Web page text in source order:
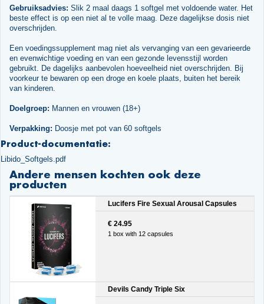
Gebruiksadvies: Slik 2 maal daags 1 softgel met voldoende water. Het
beste effect is op een niet al te volle maag. Deze dagelijkse dosis niet
overschrijden.
Een voedingssupplement mag niet als vervanging van een gevarieerde
en evenwichtige voeding en van een gezonde levensstijl worden
gebruikt. De dagelijks aanbevolen hoeveelheid niet overschrijden. Bij
voorkeur te bewaren op een droge en koele plaats, buiten het bereik
van kinderen.
Doelgroep: Mannen en vrouwen (18+)
Verpakking: Doosje met pot van 60 softgels
Product-documentatie:
Libido_Softgels.pdf
Andere mensen kochten ook deze
producten
Lucifers Fire Sexual Arousal Capsules
€ 24.95
1 box with 12 capsules
Devils Candy Triple Six